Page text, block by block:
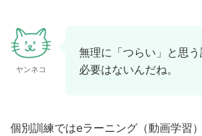
ヤンネコ
無理に「つらい」と思
必要はないんだね。
個別訓練ではeラーニング（動画学習